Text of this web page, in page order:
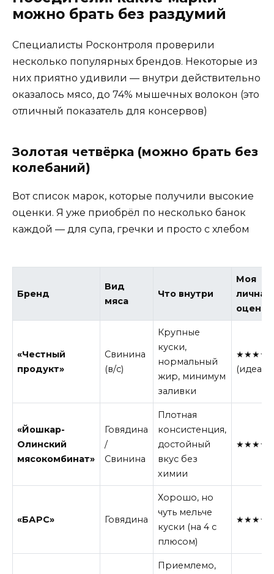
можно брать без раздумий
Специалисты Росконтроля проверили
несколько популярных брендов. Некоторые из
них приятно удивили — внутри действительно
оказалось мясо, до 74% мышечных волокон (это
отличный показатель для консервов)
Золотая четвёрка (можно брать без
колебаний)
Вот список марок, которые получили высокие
оценки. Я уже приобрёл по несколько банок
каждой — для супа, гречки и просто с хлебом
Бренд
Вид
мяса
Что внутри
Моя
личная
оценка
«Честный
продукт»
Свинина
(в/с)
Крупные
куски,
нормальный
жир, минимум
заливки
(идеал)
«Йошкар-
Олинский
мясокомбинат»
Говядина
/
Свинина
Плотная
консистенция,
достойный
вкус без
химии
«БАРС» Говядина
Хорошо, но
чуть мельче
куски (на 4 с
плюсом)
Приемлемо,